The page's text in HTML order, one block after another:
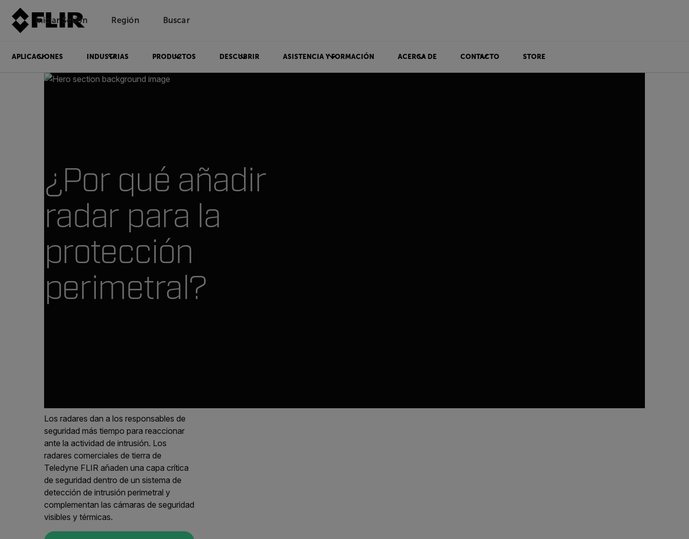
Iniciar Sesión Región Buscar
APLICACIONES INDUSTRIAS PRODUCTOS DESCUBRIR ASISTENCIA Y FORMACIÓN ACERCA DE CONTACTO STORE
¿Por qué añadir
radar para la
protección
perimetral?
Los radares dan a los responsables de
seguridad más tiempo para reaccionar
ante la actividad de intrusión. Los
radares comerciales de tierra de
Teledyne FLIR añaden una capa crítica
de seguridad dentro de un sistema de
detección de intrusión perimetral y
complementan las cámaras de seguridad
visibles y térmicas.